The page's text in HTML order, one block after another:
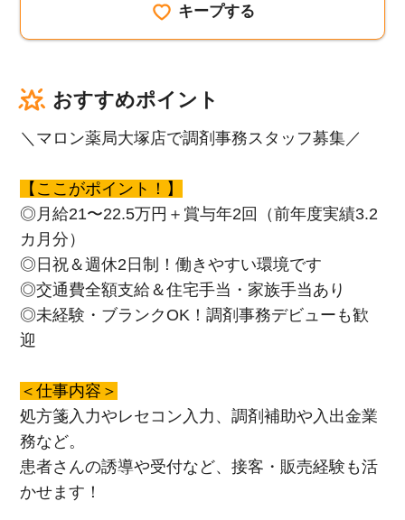
キープする
おすすめポイント
＼マロン薬局大塚店で調剤事務スタッフ募集／
【ここがポイント！】
◎月給21〜22.5万円＋賞与年2回（前年度実績3.2
カ月分）
◎日祝＆週休2日制！働きやすい環境です
◎交通費全額支給＆住宅手当・家族手当あり
◎未経験・ブランクOK！調剤事務デビューも歓
迎
＜仕事内容＞
処方箋入力やレセコン入力、調剤補助や入出金業
務など。
患者さんの誘導や受付など、接客・販売経験も活
かせます！